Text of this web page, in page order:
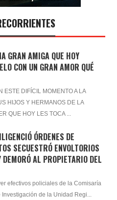
GRAN AMIGA QUE HOY
CON UN GRAN AMOR QUÉ
ESTE DIFÍCIL MOMENTO A LA
HIJOS Y HERMANOS DE LA
QUE HOY LES TOCA ...
ÓRDENES DE
SECUESTRÓ ENVOLTORIOS
DEMORÓ AL PROPIETARIO DEL
efectivos policiales de la Comisaría
de la Unidad Regi...